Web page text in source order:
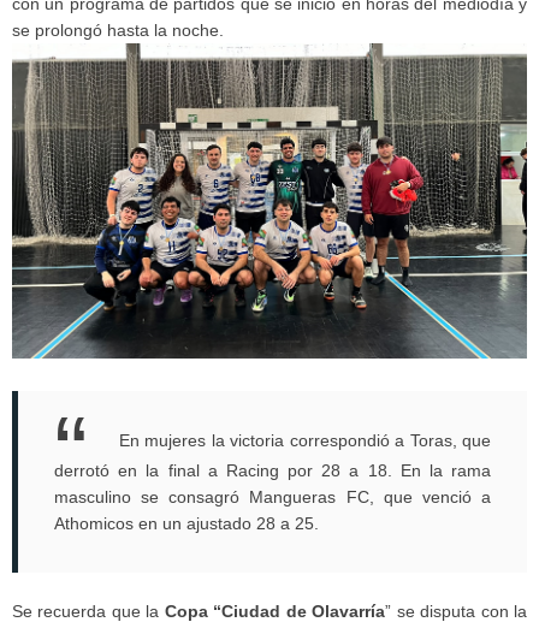
se prolongó hasta la noche.
En mujeres la victoria correspondió a Toras, que
derrotó en la final a Racing por 28 a 18. En la rama
masculino se consagró Mangueras FC, que venció a
Athomicos en un ajustado 28 a 25.
Se recuerda que la Copa “Ciudad de Olavarría” se disputa con la